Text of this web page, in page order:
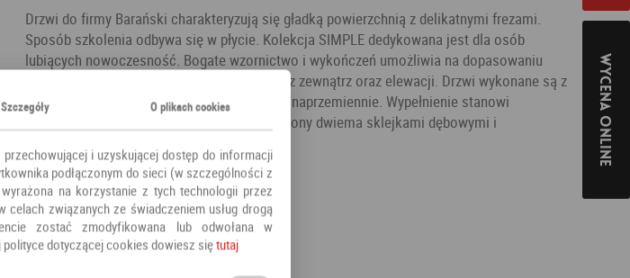
Drzwi do firmy Barański charakteryzują się gładką powierzchnią z delikatnymi frezami.
Sposób szkolenia odbywa się w płycie. Kolekcja SIMPLE dedykowana jest dla osób
lubiących nowoczesność. Bogate wzornictwo i wykończeń umożliwia na dopasowaniu
wybranego modelu drzwi do swojego domu z zewnątrz oraz elewacji. Drzwi wykonane są z
drewna sosnowego, klejonego warstwowo i naprzemiennie. Wypełnienie stanowi
termoizolacyjny panel o grubości 87m obłożony dwiema sklejkami dębowymi i
Kategoria:Drzwi zewnętrzne
Producent:Barański
Wycena online
Szczegóły O plikach cookies
i uzyskującej dostęp do informacji
podłączonym do sieci (w szczególności z
na korzystanie z tych technologii przez
związanych ze świadczeniem usług drogą
zostać zmodyfikowana lub odwołana w
dotyczącej cookies dowiesz siętutaj